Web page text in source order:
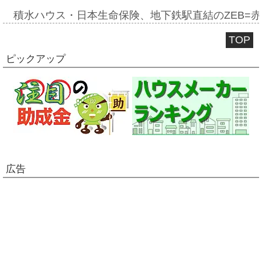
積水ハウス・日本生命保険、地下鉄駅直結のZEB=
TOP
ピックアップ
広告